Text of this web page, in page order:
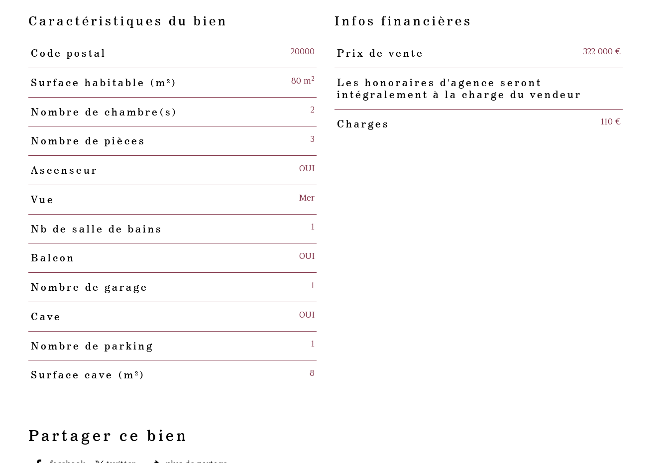
Caractéristiques du bien
Caractéristiques Valeurs
Code postal 20000
Surface habitable (m²) 80 m²
Nombre de chambre(s) 2
Nombre de pièces 3
Ascenseur OUI
Vue Mer
Nb de salle de bains 1
Balcon OUI
Nombre de garage 1
Cave OUI
Nombre de parking 1
Surface cave (m²) 8
Infos financières
Caractéristiques Valeurs
Prix de vente 322 000 €
Les honoraires d'agence seront
intégralement à la charge du vendeur
Charges 110 €
Partager ce bien